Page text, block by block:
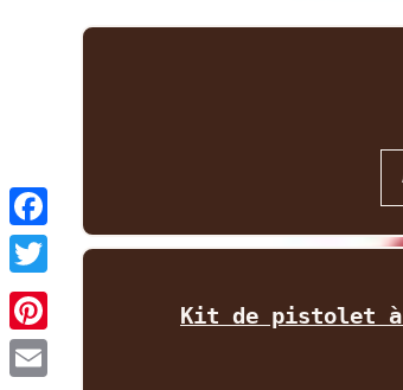
Facebook
Twitter
Kit de pistolet à